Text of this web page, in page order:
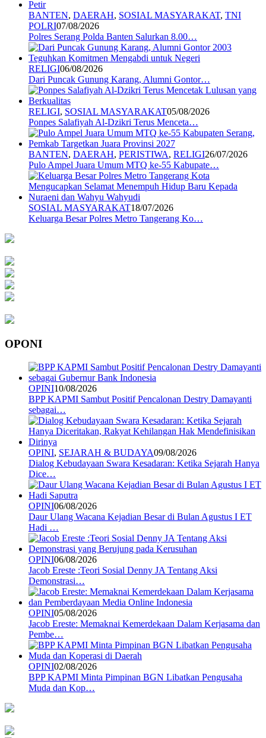
BANTEN, DAERAH, SOSIAL MASYARAKAT, TNI
POLRI07/08/2026
Polres Serang Polda Banten Salurkan 8.00…
RELIGI06/08/2026
Dari Puncak Gunung Karang, Alumni Gontor…
RELIGI, SOSIAL MASYARAKAT05/08/2026
Ponpes Salafiyah Al-Dzikri Terus Menceta…
BANTEN, DAERAH, PERISTIWA, RELIGI26/07/2026
Pulo Ampel Juara Umum MTQ ke-55 Kabupate…
SOSIAL MASYARAKAT18/07/2026
Keluarga Besar Polres Metro Tangerang Ko…
OPONI
OPINI10/08/2026
BPP KAPMI Sambut Positif Pencalonan Destry Damayanti
sebagai…
OPINI, SEJARAH & BUDAYA09/08/2026
Dialog Kebudayaan Swara Kesadaran: Ketika Sejarah Hanya
Dice…
OPINI06/08/2026
Daur Ulang Wacana Kejadian Besar di Bulan Agustus I ET
Hadi …
OPINI06/08/2026
Jacob Ereste :Teori Sosial Denny JA Tentang Aksi
Demonstrasi…
OPINI05/08/2026
Jacob Ereste: Memaknai Kemerdekaan Dalam Kerjasama dan
Pembe…
OPINI02/08/2026
BPP KAPMI Minta Pimpinan BGN Libatkan Pengusaha
Muda dan Kop…